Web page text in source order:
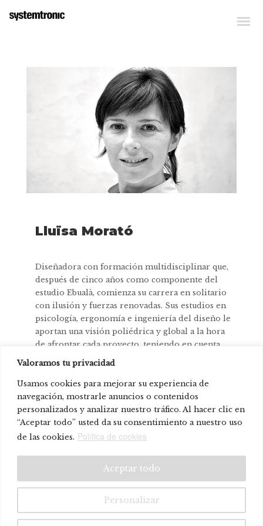
Valoramos tu privacidad
Usamos cookies para mejorar su experiencia de
navegación, mostrarle anuncios o contenidos
personalizados y analizar nuestro tráfico. Al hacer clic en
“Aceptar todo” usted da su consentimiento a nuestro uso
de las cookies. Política de cookies
Personalizar
Aceptar todo
Lluïsa Morató
Diseñadora con formación multidisciplinar que,
después de cinco años como componente del
estudio Ebualà, comienza su carrera en solitario
con ilusión y fuerzas renovadas. Sus estudios en
psicología, ergonomía e ingeniería del diseño le
aportan una visión poliédrica y global a la hora
de afrontar cada proyecto, teniendo en cuenta
tanto los aspectos más técnicos como aquellos que
tienen que ver con las necesidades y preferencias
del usuario final.
Productos de la diseñadora:
_ker